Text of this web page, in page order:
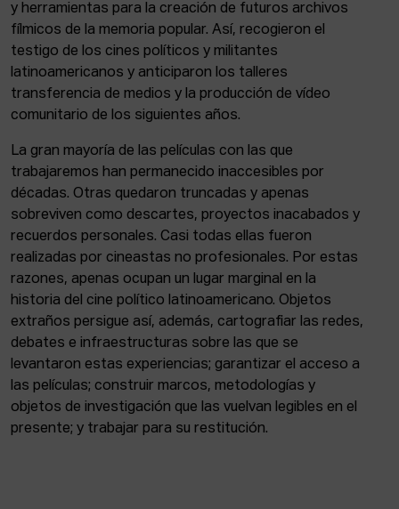
y herramientas para la creación de futuros archivos
fílmicos de la memoria popular. Así, recogieron el
testigo de los cines políticos y militantes
latinoamericanos y anticiparon los talleres
transferencia de medios y la producción de vídeo
comunitario de los siguientes años.
La gran mayoría de las películas con las que
trabajaremos han permanecido inaccesibles por
décadas. Otras quedaron truncadas y apenas
sobreviven como descartes, proyectos inacabados y
recuerdos personales. Casi todas ellas fueron
realizadas por cineastas no profesionales. Por estas
razones, apenas ocupan un lugar marginal en la
historia del cine político latinoamericano. Objetos
extraños persigue así, además, cartografiar las redes,
debates e infraestructuras sobre las que se
levantaron estas experiencias; garantizar el acceso a
las películas; construir marcos, metodologías y
objetos de investigación que las vuelvan legibles en el
presente; y trabajar para su restitución.